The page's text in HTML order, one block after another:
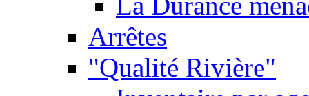
Arrêtes
"Qualité Rivière"